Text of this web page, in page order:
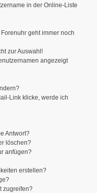
in der Online-Liste
geht immer noch
zur Auswahl!
angezeigt
Link klicke, werde ich
Antwort?
löschen?
anfügen?
erstellen?
zugreifen?